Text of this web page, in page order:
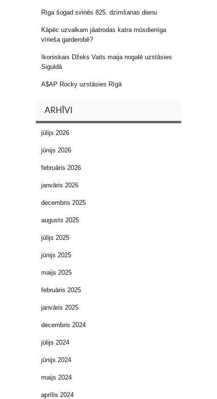
Rīga šogad svinēs 825. dzimšanas dienu
Kāpēc uzvalkam jāatrodas katra mūsdienīga
vīrieša garderobē?
Ikoniskais Džeks Vaits maija nogalē uzstāsies
Siguldā
A$AP Rocky uzstāsies Rīgā
ARHĪVI
jūlijs 2026
jūnijs 2026
februāris 2026
janvāris 2026
decembris 2025
augusts 2025
jūlijs 2025
jūnijs 2025
maijs 2025
februāris 2025
janvāris 2025
decembris 2024
jūlijs 2024
jūnijs 2024
maijs 2024
aprīlis 2024